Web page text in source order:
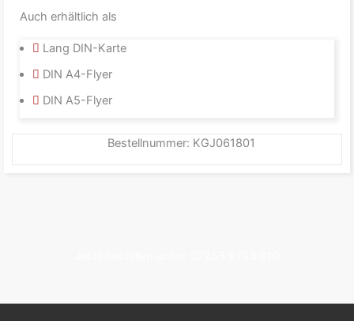
Auch erhältlich als
Lang DIN-Karte
DIN A4-Flyer
DIN A5-Flyer
Bestellnummer: KGJ061801